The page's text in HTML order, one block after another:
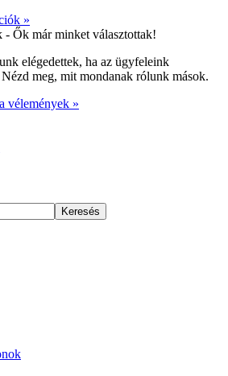
»
- Ők már minket választottak!
elégedettek, ha az ügyfeleink
meg, mit mondanak rólunk mások.
vélemények »
Keresés